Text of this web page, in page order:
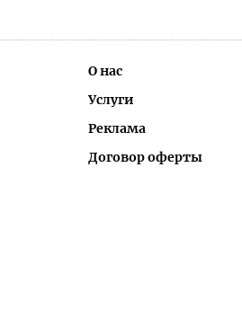
О нас
Услуги
Реклама
Договор оферты